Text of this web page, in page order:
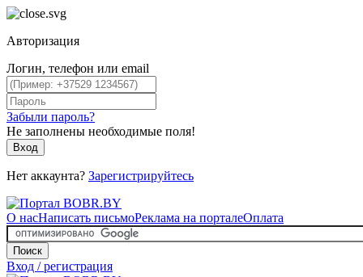
Авторизация
Логин, телефон или email
Забыли пароль?
Не заполнены необходимые поля!
Вход
Нет аккаунта? Зарегистрируйтесь
О насНаписать письмоРеклама на порталеОплата
Поиск
Вход / регистрация